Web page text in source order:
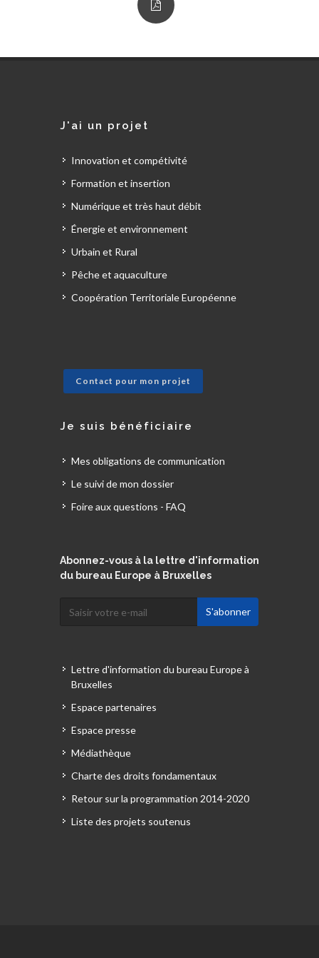
J'ai un projet
Innovation et compétivité
Formation et insertion
Numérique et très haut débit
Énergie et environnement
Urbain et Rural
Pêche et aquaculture
Coopération Territoriale Européenne
Contact pour mon projet
Je suis bénéficiaire
Mes obligations de communication
Le suivi de mon dossier
Foire aux questions - FAQ
Abonnez-vous à la lettre d'information
du bureau Europe à Bruxelles
Lettre d'information du bureau Europe à
Bruxelles
Espace partenaires
Espace presse
Médiathèque
Charte des droits fondamentaux
Retour sur la programmation 2014-2020
Liste des projets soutenus